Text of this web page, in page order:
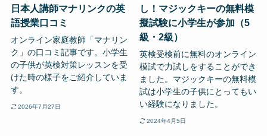
日本人講師マナリンクの英
語授業口コミ
オンライン家庭教師「マナリン
ク」の口コミ記事です。小学生
の子供が英検対策レッスンを受
けた時の様子をご紹介していま
す。
2026年7月27日
し！マジックキーの無料模
擬試験に小学生が参加（5
級・2級）
英検受検前に無料のオンライン
模試で力試しをすることができ
ました。マジックキーの無料模
試は小学生の子供にとってもい
い経験になりました。
2024年4月5日